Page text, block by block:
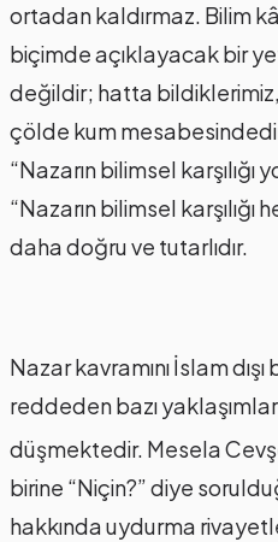
ortadan kaldırmaz. Bilim
biçimde açıklayacak bir
değildir; hatta
çölde kum
“Nazarın bilimsel
“Nazarın bilimsel
daha doğru ve tutarlıdır.
Nazar kavramını İslam
reddeden bazı
düşmektedir. Mesela
birine “Niçin?” diye
hakkında uydurma